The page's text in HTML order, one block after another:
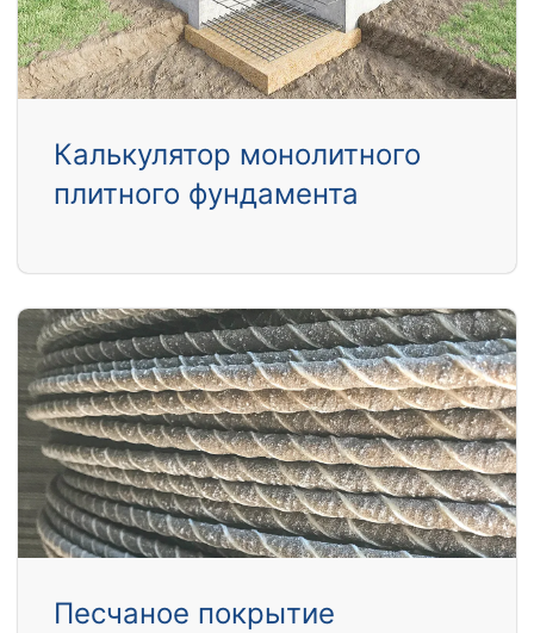
Калькулятор монолитного
плитного фундамента
Песчаное покрытие